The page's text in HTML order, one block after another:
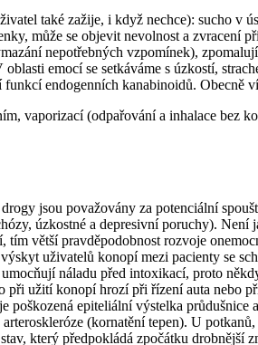
také zažije, i když nechce): sucho v
může se objevit nevolnost a zvracení
nepotřebných vzpomínek),
emocí se setkáváme s úzkostí,
funkcí endogenních kanabinoidů. Obecně
vaporizací (odpařování a inhalace bez
jsou považovány za potenciální
úzkostné a depresivní poruchy). Není
tím větší pravděpodobnost rozvoje
uživatelů konopí mezi pacienty se
náladu před intoxikací, proto
při užití konopí hrozí při řízení auta nebo
poškozená epiteliální výstelka
(kornatění tepen). U
který předpokládá zpočátku drobnější